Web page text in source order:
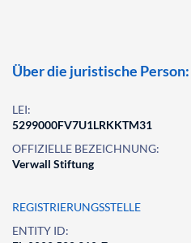
Über die juristische Person:
LEI:
5299000FV7U1LRKKTM31
OFFIZIELLE BEZEICHNUNG:
Verwall Stiftung
REGISTRIERUNGSSTELLE
ENTITY ID: